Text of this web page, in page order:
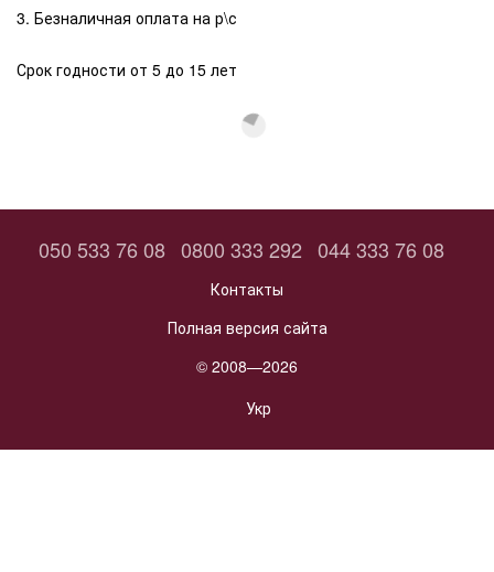
3. Безналичная оплата на р\с
Срок годности от 5 до 15 лет
050 533 76 08 0800 333 292 044 333 76 08
Контакты
Полная версия сайта
© 2008—2026
Укр